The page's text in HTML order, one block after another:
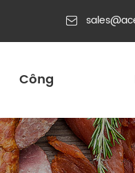

Công